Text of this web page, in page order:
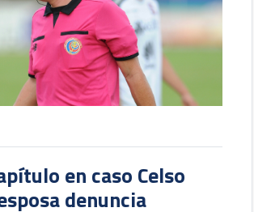
en caso Celso
denuncia